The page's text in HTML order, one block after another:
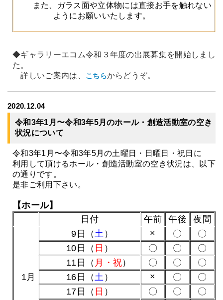
また、ガラス面や立体物には直接お手を触れない
ようにお願いいたします。
◆ギャラリーエコム令和３年度の出展募集を開始しまし
た。
詳しいご案内は、
こちらからどうぞ。
2020.12.04
令和3年1月〜令和3年5月のホール・創造活動室の空き
状況について
令和3年1月〜令和3年5月の土曜日・日曜日・祝日に
利用して頂けるホール・創造活動室の空き状況は、以下
の通りです。
是非ご利用下さい。
【ホール】
日付
午前 午後 夜間
1月
09日（土 ） × 〇
〇
10日（ 日 ） 〇 〇
〇
11日（ 月・祝） 〇 〇
〇
16日（土 ） × 〇
〇
17日（ 日 ） 〇 〇
〇